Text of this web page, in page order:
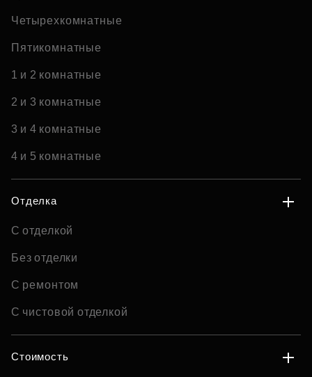
Четырехкомнатные
Пятикомнатные
1 и 2 комнатные
2 и 3 комнатные
3 и 4 комнатные
4 и 5 комнатные
Отделка
С отделкой
Без отделки
С ремонтом
С чистовой отделкой
Стоимость